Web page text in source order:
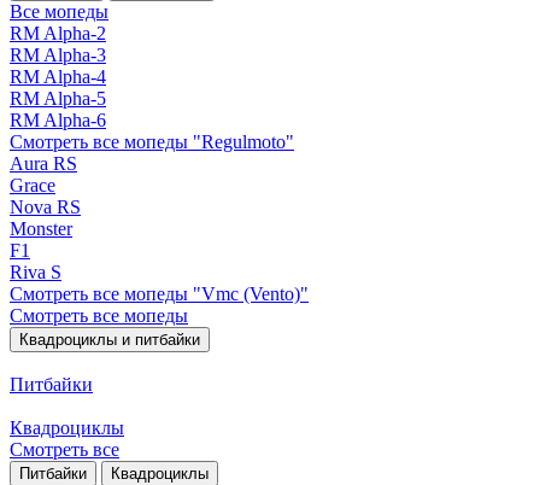
Все мопеды
RM Alpha-2
RM Alpha-3
RM Alpha-4
RM Alpha-5
RM Alpha-6
Смотреть все мопеды "Regulmoto"
Aura RS
Grace
Nova RS
Monster
F1
Riva S
Смотреть все мопеды "Vmc (Vento)"
Смотреть все мопеды
Квадроциклы и питбайки
Питбайки
Квадроциклы
Смотреть все
Питбайки Квадроциклы